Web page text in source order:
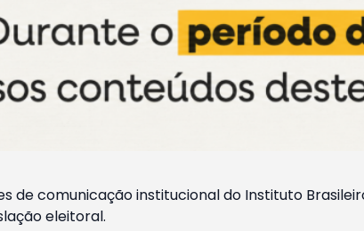
de comunicação institucional do Instituto
eleitoral.